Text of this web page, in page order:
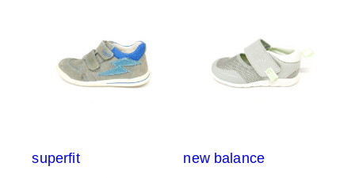
superfit
new balance